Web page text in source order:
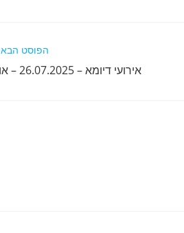
הפוסט הבא
אירועי דיומא – 26.07.2025 – אופניים